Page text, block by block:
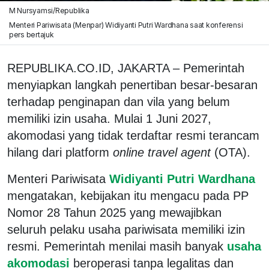
M Nursyamsi/Republika
Menteri Pariwisata (Menpar) Widiyanti Putri Wardhana saat konferensi
pers bertajuk
REPUBLIKA.CO.ID, JAKARTA – Pemerintah
menyiapkan langkah penertiban besar-besaran
terhadap penginapan dan vila yang belum
memiliki izin usaha. Mulai 1 Juni 2027,
akomodasi yang tidak terdaftar resmi terancam
hilang dari platform online travel agent(OTA).
Menteri Pariwisata Widiyanti Putri Wardhana
mengatakan, kebijakan itu mengacu pada PP
Nomor 28 Tahun 2025 yang mewajibkan
seluruh pelaku usaha pariwisata memiliki izin
resmi. Pemerintah menilai masih banyak usaha
akomodasi beroperasi tanpa legalitas dan